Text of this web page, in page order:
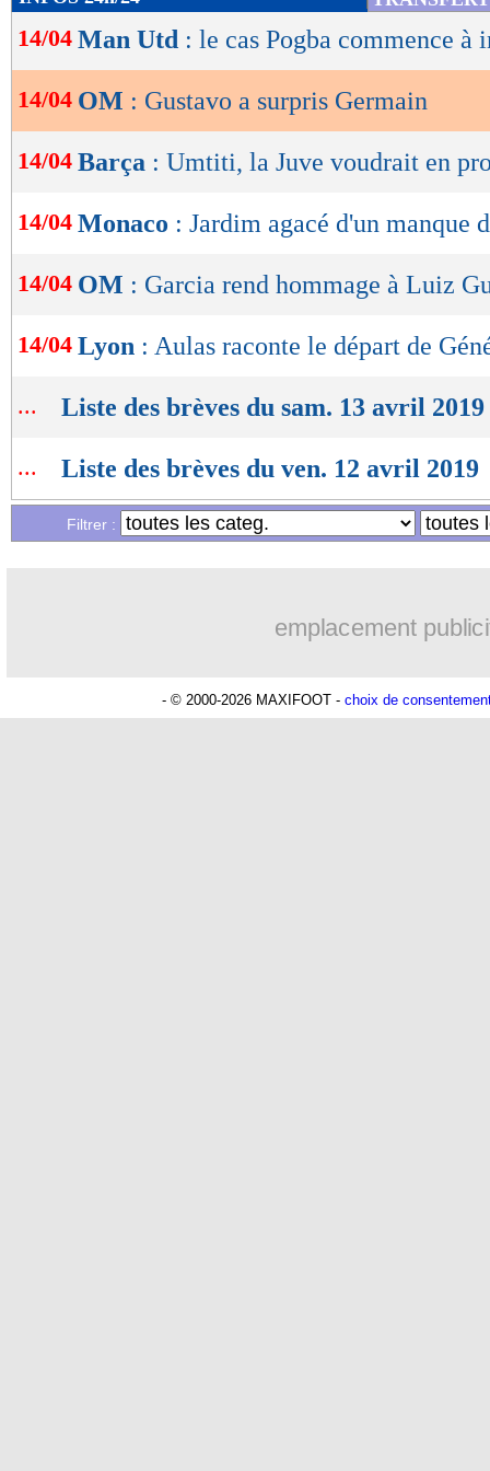
de
lecture
OK
14/04 Man Utd : le cas Pogba commence à
14/04 OM : Gustavo a surpris Germain
14/04 Barça : Umtiti, la Juve voudrait en
14/04 Monaco : Jardim agacé d'un manque
14/04 OM : Garcia rend hommage à Luiz
14/04 Lyon : Aulas raconte le départ de
... Liste des brèves du sam. 13 avril 2019
... Liste des brèves du ven. 12 avril 2019
Filtrer :
emplacement
- © 2000-2026 MAXIFOOT - choix de